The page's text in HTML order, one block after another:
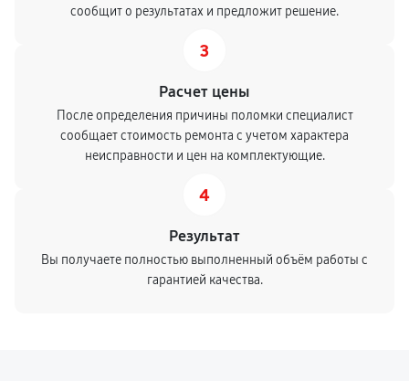
сообщит о результатах и предложит решение.
3
Расчет цены
После определения причины поломки специалист
сообщает стоимость ремонта с учетом характера
неисправности и цен на комплектующие.
4
Результат
Вы получаете полностью выполненный объём работы с
гарантией качества.